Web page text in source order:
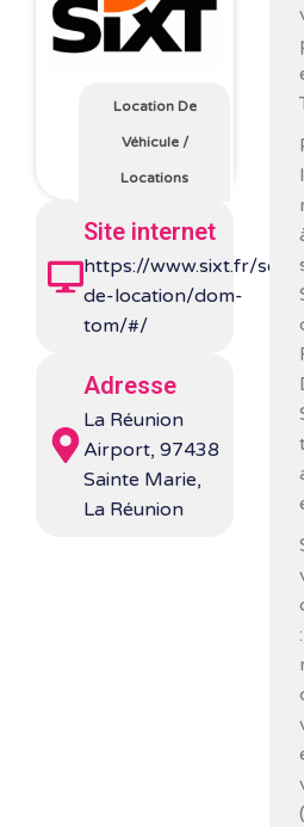
Location De
Véhicule/
Locations
Site internet
https://www.sixt.fr/
de-location/dom-
tom/#/
Adresse
La Réunion
Airport, 97438
Sainte Marie,
La Réunion